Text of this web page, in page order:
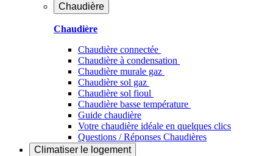
Chaudière
Chaudière
Chaudière connectée
Chaudière à condensation
Chaudière murale gaz
Chaudière sol gaz
Chaudière sol fioul
Chaudière basse température
Guide chaudière
Votre chaudière idéale en quelques clics
Questions / Réponses Chaudières
Climatiser le logement